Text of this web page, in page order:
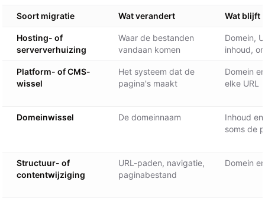
Soort migratie Wat verandert Wat blijft
Hosting- of
serververhuizing
Waar de bestanden
vandaan komen
Domein,
inhoud,
Platform- of CMS-
wissel
Het systeem dat de
pagina's maakt
Domein
elke URL
Domeinwissel De domeinnaam
Inhoud
soms de
Structuur- of
contentwijziging
URL-paden, navigatie,
paginabestand
Domein